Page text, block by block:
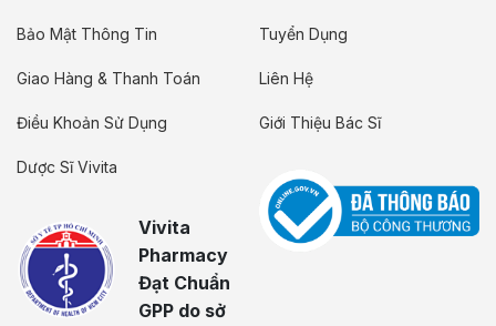
Bảo Mật Thông Tin
Giao Hàng & Thanh Toán
Điều Khoản Sử Dụng
Dược Sĩ Vivita
Vivita
Pharmacy
Đạt Chuẩn
GPP do sở
Tuyển Dụng
Liên Hệ
Giới Thiệu Bác Sĩ